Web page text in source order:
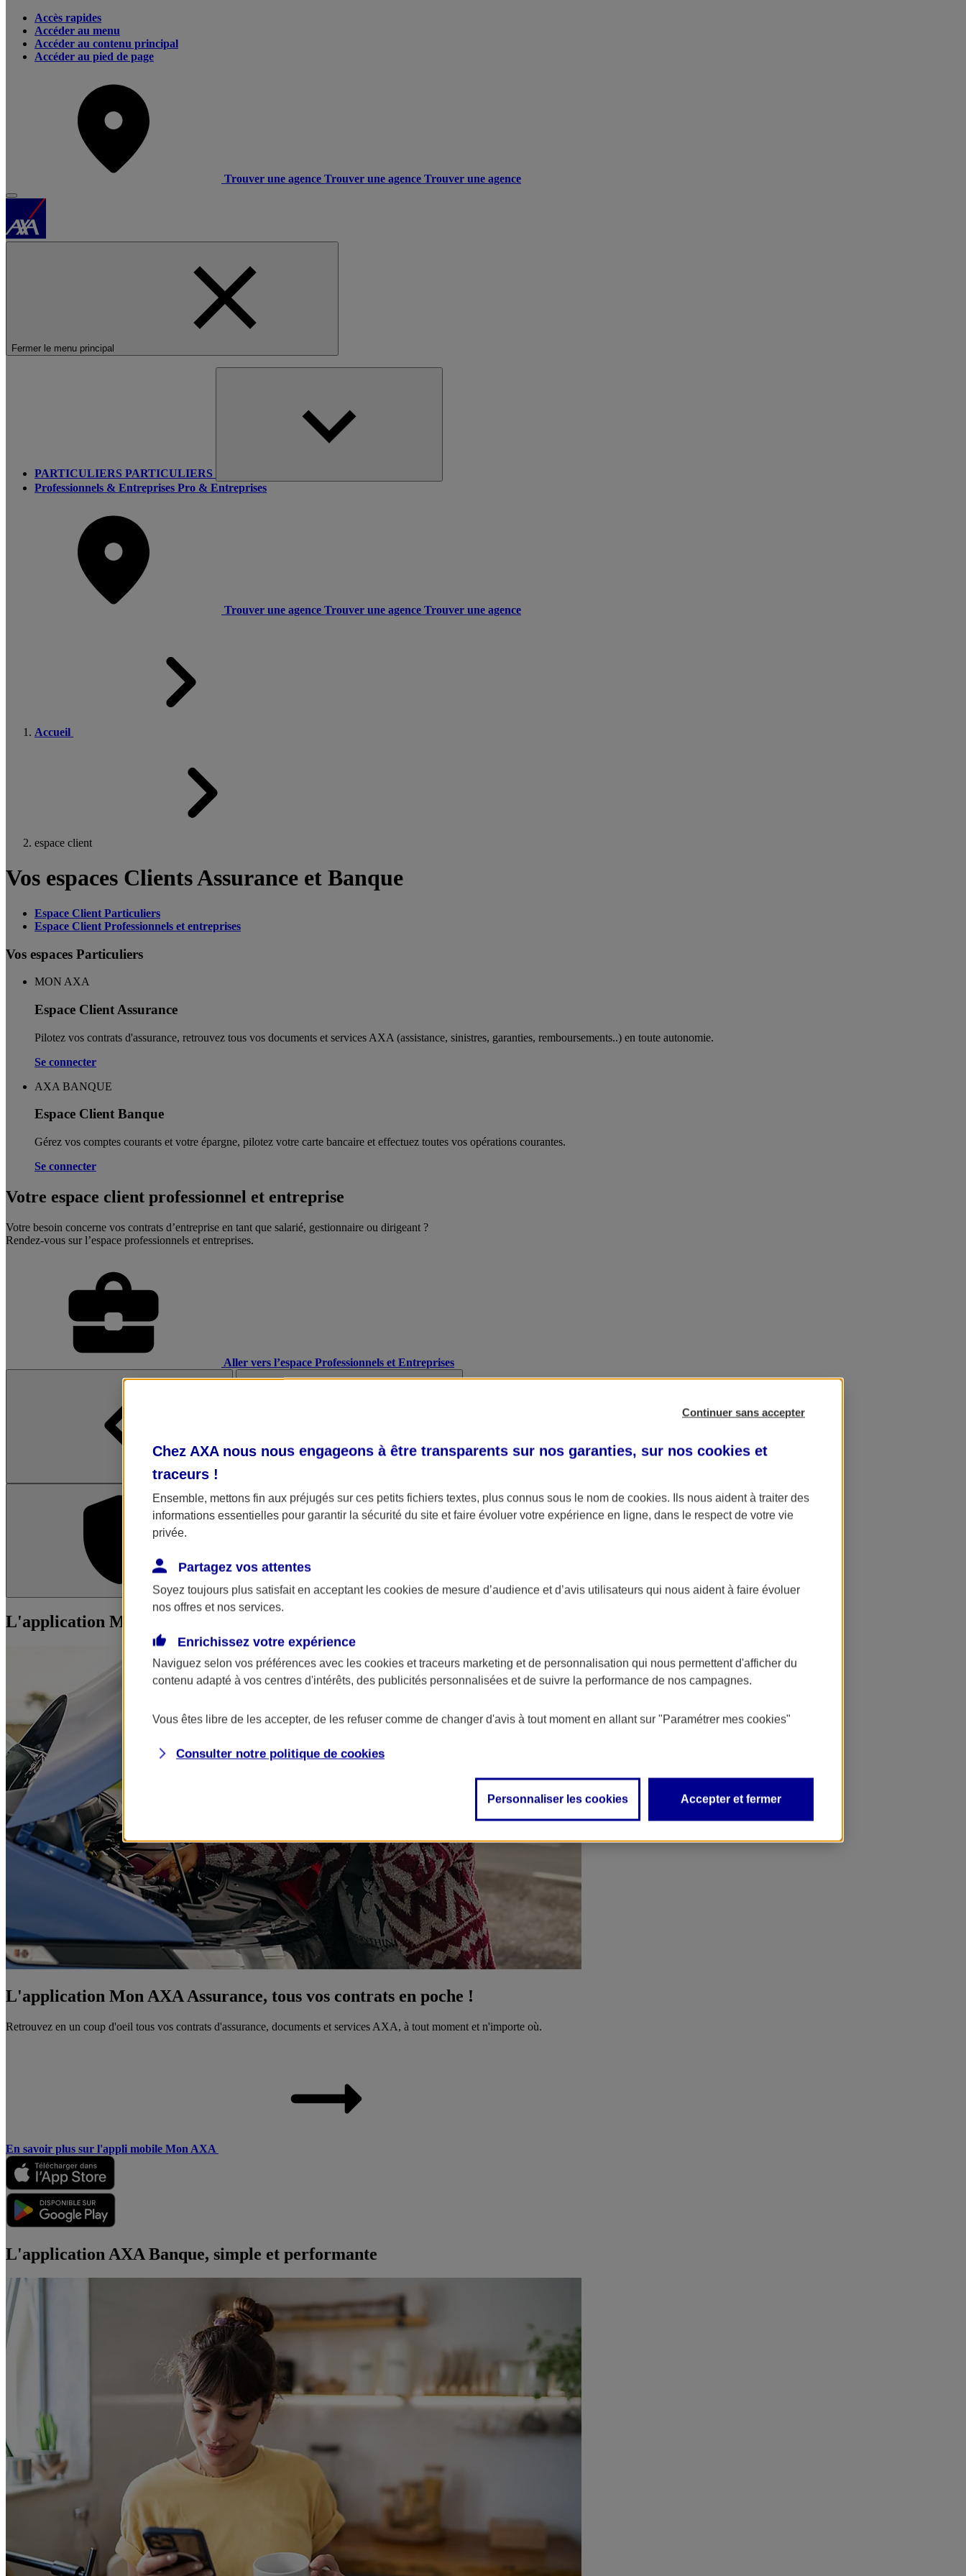
Accès rapides
Accéder au menu
Accéder au contenu principal
Accéder au pied de page
Trouver une agence Trouver une agence Trouver une agence
Fermer le menu principal
PARTICULIERS PARTICULIERS
Professionnels & Entreprises Pro & Entreprises
Trouver une agence Trouver une agence Trouver une agence
Accueil
espace client
Vos espaces Clients Assurance et Banque
Espace Client Particuliers
Espace Client Professionnels et entreprises
Vos espaces Particuliers
MON AXA
Espace Client Assurance
Pilotez vos contrats d'assurance, retrouvez tous vos documents et services AXA (assistance, sinistres, garanties, remboursements..) en toute autonomie. ​
Se connecter
AXA BANQUE
Espace Client Banque
Gérez vos comptes courants et votre épargne, pilotez votre carte bancaire et effectuez toutes vos opérations courantes.
Se connecter
Votre espace client professionnel et entreprise
Votre besoin concerne vos contrats d’entreprise en tant que salarié, gestionnaire ou dirigeant ?
Rendez-vous sur l’espace professionnels et entreprises.
Aller vers l’espace Professionnels et Entreprises
L'application Mon AXA Assurance L'application AXA Banque
L'application Mon AXA Assurance, tous vos contrats en poche !
L'application Mon AXA Assurance, tous vos contrats en poche !
Retrouvez en un coup d'oeil tous vos contrats d'assurance, documents et services AXA, à tout moment et n'importe où.
En savoir plus sur l'appli mobile Mon AXA
L'application AXA Banque, simple et performante
Continuer sans accepter
Chez AXA nous nous engageons à être transparents sur nos garanties, sur nos cookies et
traceurs !
Ensemble, mettons fin aux préjugés sur ces petits fichiers textes, plus connus sous le nom de cookies. Ils nous aident à traiter des
informations essentielles pour garantir la sécurité du site et faire évoluer votre expérience en ligne, dans le respect de votre vie
privée.
Partagez vos attentes
Soyez toujours plus satisfait en acceptant les cookies de mesure d’audience et d’avis utilisateurs qui nous aident à faire évoluer
nos offres et nos services.
Enrichissez votre expérience
Naviguez selon vos préférences avec les cookies et traceurs marketing et de personnalisation qui nous permettent d'afficher du
contenu adapté à vos centres d'intérêts, des publicités personnalisées et de suivre la performance de nos campagnes.
Vous êtes libre de les accepter, de les refuser comme de changer d'avis à tout moment en allant sur "Paramétrer mes cookies"
Consulter notre politique de cookies
Personnaliser les cookies Accepter et fermer